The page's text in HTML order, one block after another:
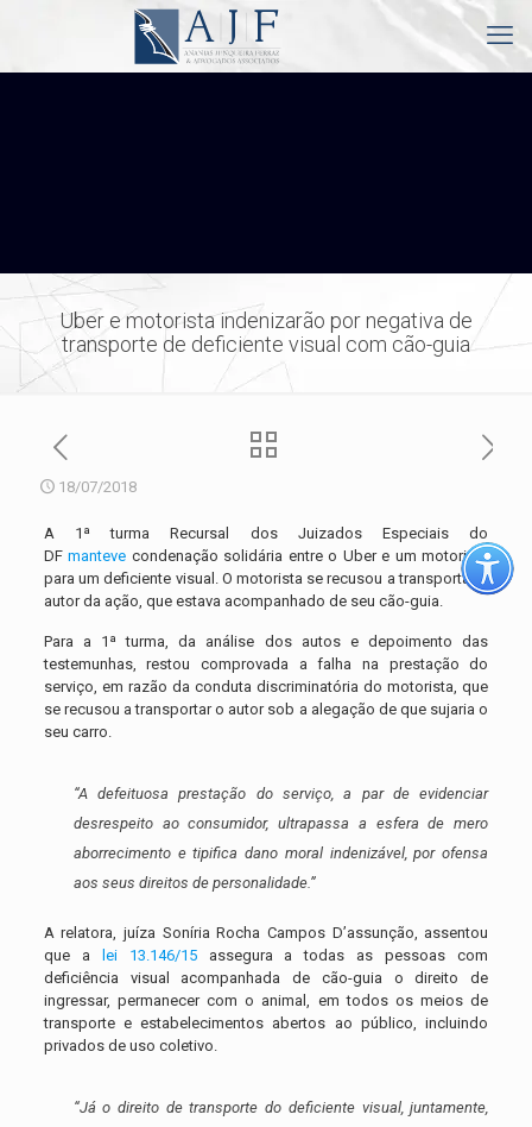
Uber e motorista indenizarão por negativa de
transporte de deficiente visual com cão-guia
18/07/2018
A 1ª turma Recursal dos Juizados Especiais do
DFmanteve condenação solidária entre o Uber e um motorista
para um deficiente visual. O motorista se recusou a transportar o
autor da ação, que estava acompanhado de seu cão-guia.
Para a 1ª turma, da análise dos autos e depoimento das
testemunhas, restou comprovada a falha na prestação do
serviço, em razão da conduta discriminatória do motorista, que
se recusou a transportar o autor sob a alegação de que sujaria o
seu carro.
“A defeituosa prestação do serviço, a par de evidenciar
desrespeito ao consumidor, ultrapassa a esfera de mero
aborrecimento e tipifica dano moral indenizável, por ofensa
aos seus direitos de personalidade.”
A relatora, juíza Soníria Rocha Campos D’assunção, assentou
que a
lei 13.146/15assegura a todas as pessoas com
deficiência visual acompanhada de cão-guia o direito de
ingressar, permanecer com o animal, em todos os meios de
transporte e estabelecimentos abertos ao público, incluindo
privados de uso coletivo.
“Já o direito de transporte do deficiente visual, juntamente,